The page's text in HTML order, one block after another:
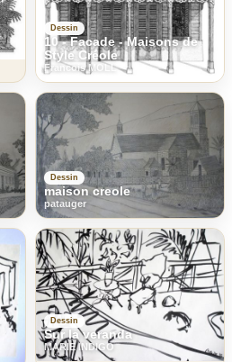
Dessin
10 - Facade - Maisons de
Style Créole
Francois MOLL
Dessin
maison creole
patauger
Dessin
Sur la veranda
MARIE INDIGO